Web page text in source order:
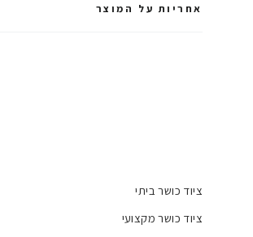
אחריות על המוצר
ציוד כושר ביתי
ציוד כושר מקצועי